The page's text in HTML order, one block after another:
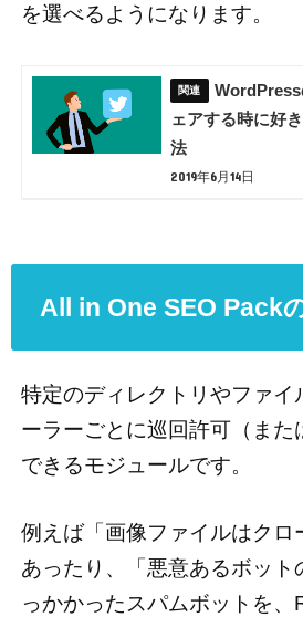
を選べるようになります。
ェアする時に好
法
2019年6月14日
All in One SEO Pack
特定のディレクトリやファイ
ーラーごとに巡回許可（また
できるモジュールです。
例えば「画像ファイルはクロ
あったり、「悪意あるボット
っかかったスパムボットを